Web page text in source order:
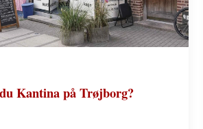
Kantina på Trøjborg?